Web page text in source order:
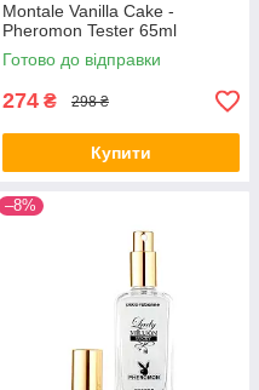
Montale Vanilla Cake -
Pheromon Tester 65ml
Готово до відправки
274 ₴ 298 ₴
Купити
–8%